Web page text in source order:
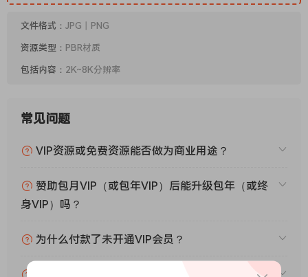
文件格式： JPG丨PNG
资源类型： PBR材质
包括内容： 2K~8K分辨率
常见问题
VIP资源或免费资源能否做为商业用途？
赞助包月VIP（或包年VIP）后能升级包年（或终
身VIP）吗？
为什么付款了未开通VIP会员？